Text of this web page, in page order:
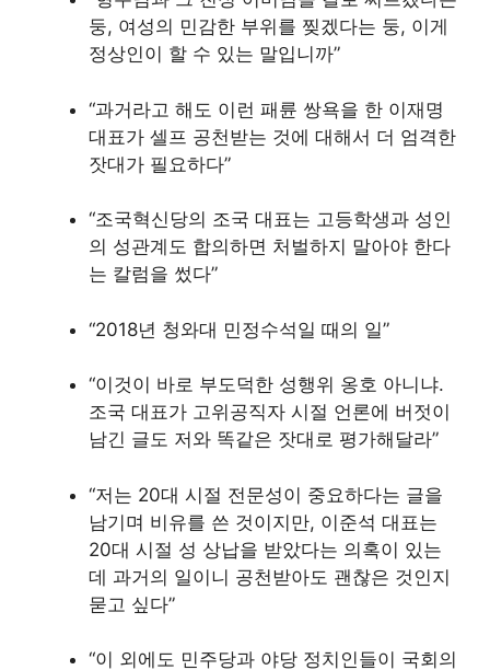
둥, 여성의 민감한 부위를 찢겠다는 둥, 이게
정상인이 할 수 있는 말입니까”
“과거라고 해도 이런 패륜 쌍욕을 한 이재명
대표가 셀프 공천받는 것에 대해서 더 엄격한
잣대가 필요하다”
“조국혁신당의 조국 대표는 고등학생과 성인
의 성관계도 합의하면 처벌하지 말아야 한다
는 칼럼을 썼다”
“2018년 청와대 민정수석일 때의 일”
“이것이 바로 부도덕한 성행위 옹호 아니냐.
조국 대표가 고위공직자 시절 언론에 버젓이
남긴 글도 저와 똑같은 잣대로 평가해달라”
“저는 20대 시절 전문성이 중요하다는 글을
남기며 비유를 쓴 것이지만, 이준석 대표는
20대 시절 성 상납을 받았다는 의혹이 있는
데 과거의 일이니 공천받아도 괜찮은 것인지
묻고 싶다”
“이 외에도 민주당과 야당 정치인들이 국회의